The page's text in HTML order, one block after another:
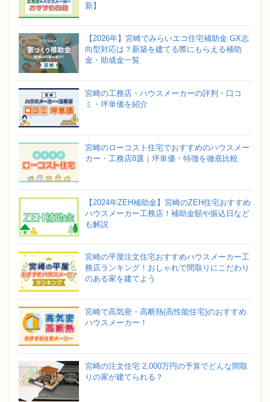
新】
【2026年】宮崎でみらいエコ住宅補助金 GX志
向型対応は？新築を建てる際にもらえる補助
金・助成金一覧
宮崎の工務店・ハウスメーカーの評判・口コ
ミ・坪単価を紹介
宮崎のローコスト住宅でおすすめのハウスメー
カー・工務店8選｜坪単価・特徴を徹底比較
【2024年ZEH補助金】宮崎のZEH住宅おすすめ
ハウスメーカー工務店！補助金額や振込日など
も解説
宮崎の平屋注文住宅おすすめハウスメーカー工
務店ランキング！おしゃれで間取りにこだわり
のある家を建てよう
宮崎で高気密・高断熱(高性能住宅)のおすすめ
ハウスメーカー！
宮崎の注文住宅 2,000万円の予算でどんな間取
りの家が建てられる？